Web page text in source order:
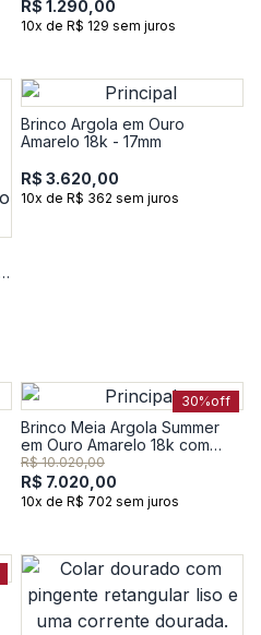
Topázio - 50 cm
R$ 1.290,00
10x de R$ 129 sem juros
Brinco Argola em Ouro
Amarelo 18k - 17mm
R$ 3.620,00
10x de R$ 362 sem juros
30%off
Brinco Meia Argola Summer
em Ouro Amarelo 18k com
Topázio Incolor
R$ 10.020,00
R$ 7.020,00
10x de R$ 702 sem juros